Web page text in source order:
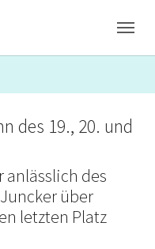
des 19., 20. und
anlässlich des
über
letzten Platz